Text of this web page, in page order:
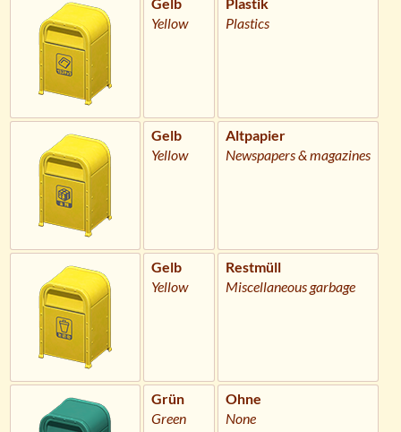
Yellow
Plastics
Gelb
Yellow
Altpapier
Newspapers & magazines
Gelb
Yellow
Restmüll
Miscellaneous garbage
Grün
Green
Ohne
None